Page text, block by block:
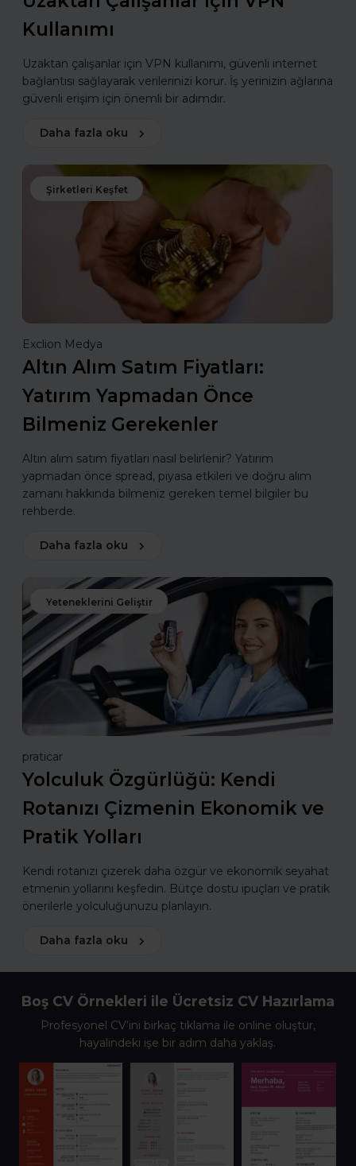
Kullanımı
Uzaktan çalışanlar için VPN kullanımı, güvenli internet
bağlantısı sağlayarak verilerinizi korur. İş yerinizin ağlarına
güvenli erişim için önemli bir adımdır.
Daha fazla oku
Şirketleri Keşfet
Exclion Medya
Altın Alım Satım Fiyatları:
Yatırım Yapmadan Önce
Bilmeniz Gerekenler
Altın alım satım fiyatları nasıl belirlenir? Yatırım
yapmadan önce spread, piyasa etkileri ve doğru alım
zamanı hakkında bilmeniz gereken temel bilgiler bu
rehberde.
Daha fazla oku
Yeteneklerini Geliştir
praticar
Yolculuk Özgürlüğü: Kendi
Rotanızı Çizmenin Ekonomik ve
Pratik Yolları
Kendi rotanızı çizerek daha özgür ve ekonomik seyahat
etmenin yollarını keşfedin. Bütçe dostu ipuçları ve pratik
önerilerle yolculuğunuzu planlayın.
Daha fazla oku
Boş CV Örnekleri ile Ücretsiz CV Hazırlama
Profesyonel CV’ini birkaç tıklama ile online oluştur,
hayalindeki işe bir adım daha yaklaş.